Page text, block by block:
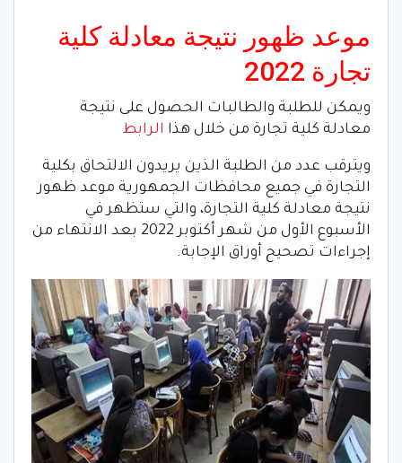
موعد ظهور نتيجة معادلة كلية
تجارة 2022
ويمكن للطلبة والطالبات الحصول على نتيجة
معادلة كلية تجارة من خلال هذا الرابط
ويترقب عدد من الطلبة الذين يريدون الالتحاق بكلية
التجارة في جميع محافظات الجمهورية موعد ظهور
نتيجة معادلة كلية التجارة، والتي ستظهر في
الأسبوع الأول من شهر أكتوبر 2022 بعد الانتهاء من
إجراءات تصحيح أوراق الإجابة.